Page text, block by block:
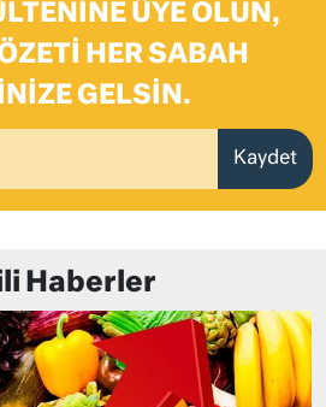
ÜYE OLUN,
HER SABAH
GELSIN.
Kaydet
Haberler